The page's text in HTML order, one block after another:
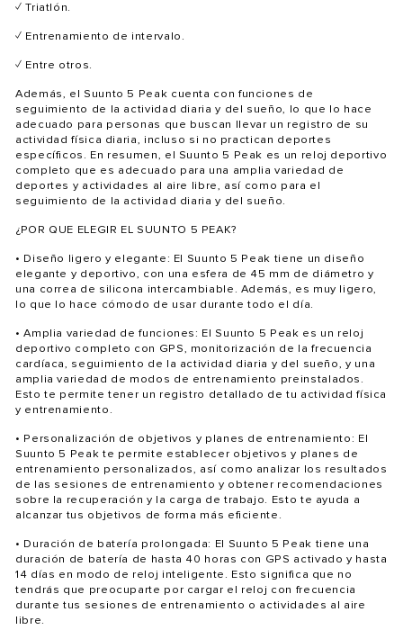
✓ Triatlón.
✓ Entrenamiento de intervalo.
✓ Entre otros.
Además, el Suunto 5 Peak cuenta con funciones de
seguimiento de la actividad diaria y del sueño, lo que lo hace
adecuado para personas que buscan llevar un registro de su
actividad física diaria, incluso si no practican deportes
específicos. En resumen, el Suunto 5 Peak es un reloj deportivo
completo que es adecuado para una amplia variedad de
deportes y actividades al aire libre, así como para el
seguimiento de la actividad diaria y del sueño.
¿POR QUE ELEGIR EL SUUNTO 5 PEAK?
• Diseño ligero y elegante: El Suunto 5 Peak tiene un diseño
elegante y deportivo, con una esfera de 45 mm de diámetro y
una correa de silicona intercambiable. Además, es muy ligero,
lo que lo hace cómodo de usar durante todo el día.
• Amplia variedad de funciones: El Suunto 5 Peak es un reloj
deportivo completo con GPS, monitorización de la frecuencia
cardíaca, seguimiento de la actividad diaria y del sueño, y una
amplia variedad de modos de entrenamiento preinstalados.
Esto te permite tener un registro detallado de tu actividad física
y entrenamiento.
• Personalización de objetivos y planes de entrenamiento: El
Suunto 5 Peak te permite establecer objetivos y planes de
entrenamiento personalizados, así como analizar los resultados
de las sesiones de entrenamiento y obtener recomendaciones
sobre la recuperación y la carga de trabajo. Esto te ayuda a
alcanzar tus objetivos de forma más eficiente.
• Duración de batería prolongada: El Suunto 5 Peak tiene una
duración de batería de hasta 40 horas con GPS activado y hasta
14 días en modo de reloj inteligente. Esto significa que no
tendrás que preocuparte por cargar el reloj con frecuencia
durante tus sesiones de entrenamiento o actividades al aire
libre.